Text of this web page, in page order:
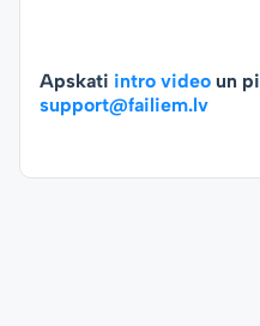
Apskati intro video un
support@failiem.lv